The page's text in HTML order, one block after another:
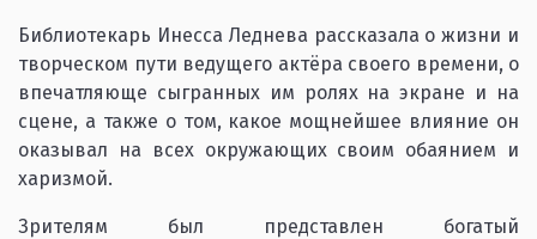
Библиотекарь Инесса Леднева рассказала о жизни и
творческом пути ведущего актёра своего времени, о
впечатляюще сыгранных им ролях на экране и на
сцене, а также о том, какое мощнейшее влияние он
оказывал на всех окружающих своим обаянием и
харизмой.
Зрителям был представлен богатый